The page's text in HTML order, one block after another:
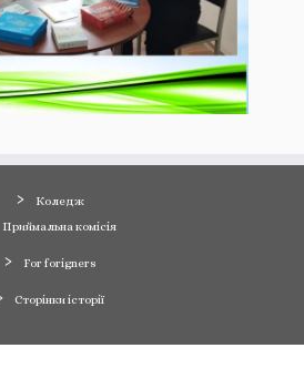
Коледж
Приймальна комісія
For forigners
Сторінки історії